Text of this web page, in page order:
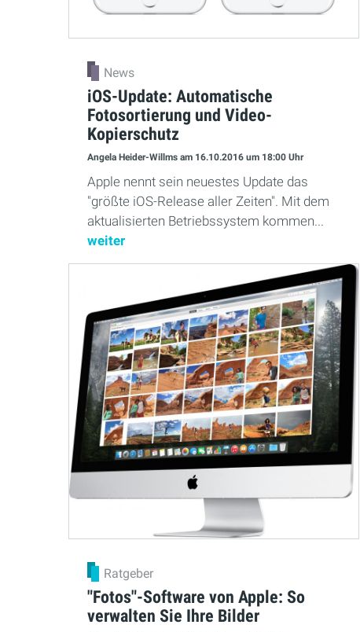
News
iOS-Update: Automatische
Fotosortierung und Video-
Kopierschutz
Angela Heider-Willms am 16.10.2016 um 18:00 Uhr
Apple nennt sein neuestes Update das
"größte iOS-Release aller Zeiten". Mit dem
aktualisierten Betriebssystem kommen...
weiter
Ratgeber
"Fotos"-Software von Apple: So
verwalten Sie Ihre Bilder